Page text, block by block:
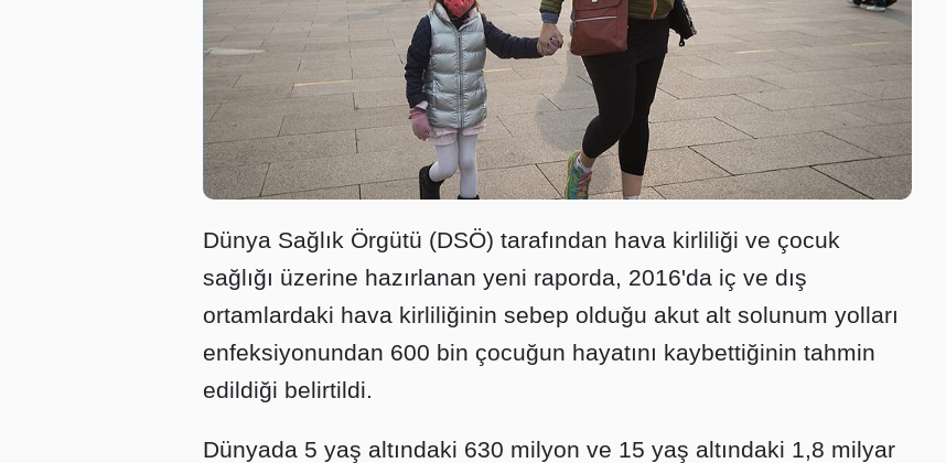
Dünya Sağlık Örgütü (DSÖ) tarafından hava kirliliği ve çocuk
sağlığı üzerine hazırlanan yeni raporda, 2016'da iç ve dış
ortamlardaki hava kirliliğinin sebep olduğu akut alt solunum yolları
enfeksiyonundan 600 bin çocuğun hayatını kaybettiğinin tahmin
edildiği belirtildi.
Dünyada 5 yaş altındaki 630 milyon ve 15 yaş altındaki 1,8 milyar